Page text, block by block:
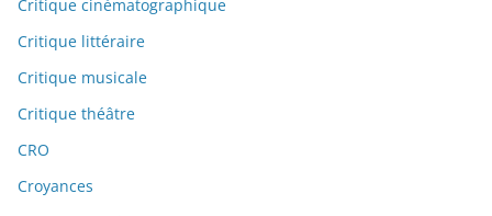
Critique cinématographique
Critique littéraire
Critique musicale
Critique théâtre
CRO
Croyances